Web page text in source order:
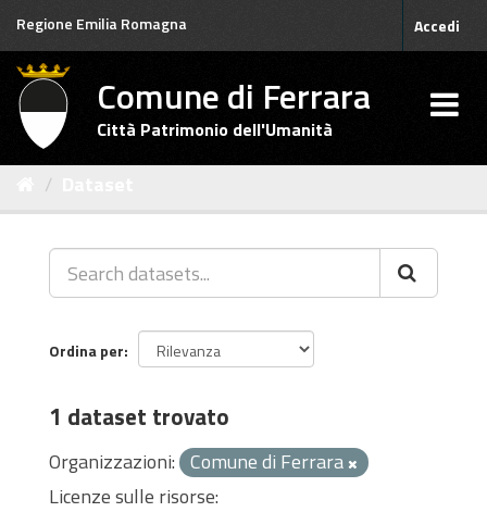
Salta
contenuto
Regione Emilia Romagna Accedi
Comune di Ferrara
Città Patrimonio dell'Umanità
Ordina per
1 dataset trovato
Organizzazioni: Comune di Ferrara
Licenze sulle risorse: